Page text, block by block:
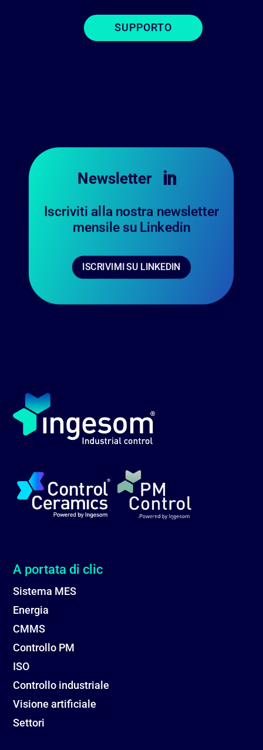
SUPPORTO

Newsletter
Iscriviti alla nostra newsletter
mensile su Linkedin
ISCRIVIMI SU LINKEDIN
A portata di clic
Sistema MES
Energia
CMMS
Controllo PM
ISO
Controllo industriale
Visione artificiale
Settori